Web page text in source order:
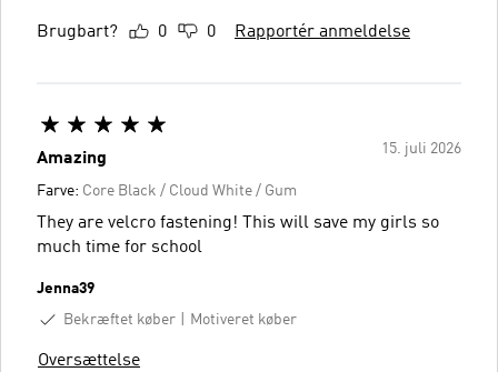
Brugbart? 0 0 Rapportér anmeldelse
15. juli 2026
Amazing
Farve: Core Black / Cloud White / Gum
They are velcro fastening! This will save my girls so
much time for school
Jenna39
Bekræftet køber
Motiveret køber
Oversættelse